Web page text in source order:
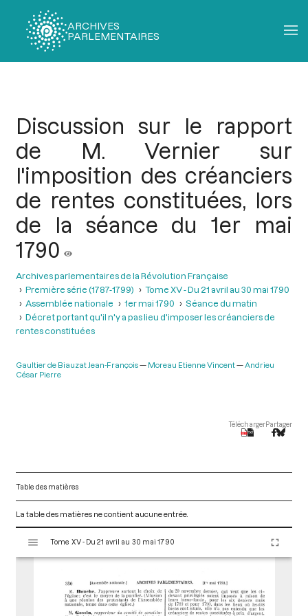
ARCHIVES
PARLEMENTAIRES
Discussion sur le rapport
de M. Vernier sur
l'imposition des créanciers
de rentes constituées, lors
de la séance du 1er mai
1790
Archives parlementaires de la Révolution Française
Première série (1787-1799)
Tome XV - Du 21 avril au 30 mai 1790
Assemblée nationale
1er mai 1790
Séance du matin
Décret portant qu'il n'y a pas lieu d'imposer les créanciers de
rentes constituées
Gaultier de Biauzat Jean-François Moreau Etienne Vincent
Andrieu
César Pierre
TéléchargerPartager
Table des matières
La table des matières ne contient aucune entrée.
s
Tome XV - Du 21 avril au 30 mai 1790